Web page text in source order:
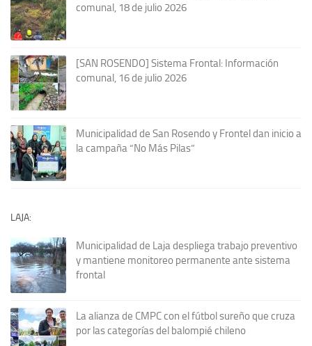
comunal, 18 de julio 2026
[SAN ROSENDO] Sistema Frontal: Información
comunal, 16 de julio 2026
Municipalidad de San Rosendo y Frontel dan inicio a
la campaña “No Más Pilas”
LAJA:
Municipalidad de Laja despliega trabajo preventivo
y mantiene monitoreo permanente ante sistema
frontal
La alianza de CMPC con el fútbol sureño que cruza
por las categorías del balompié chileno